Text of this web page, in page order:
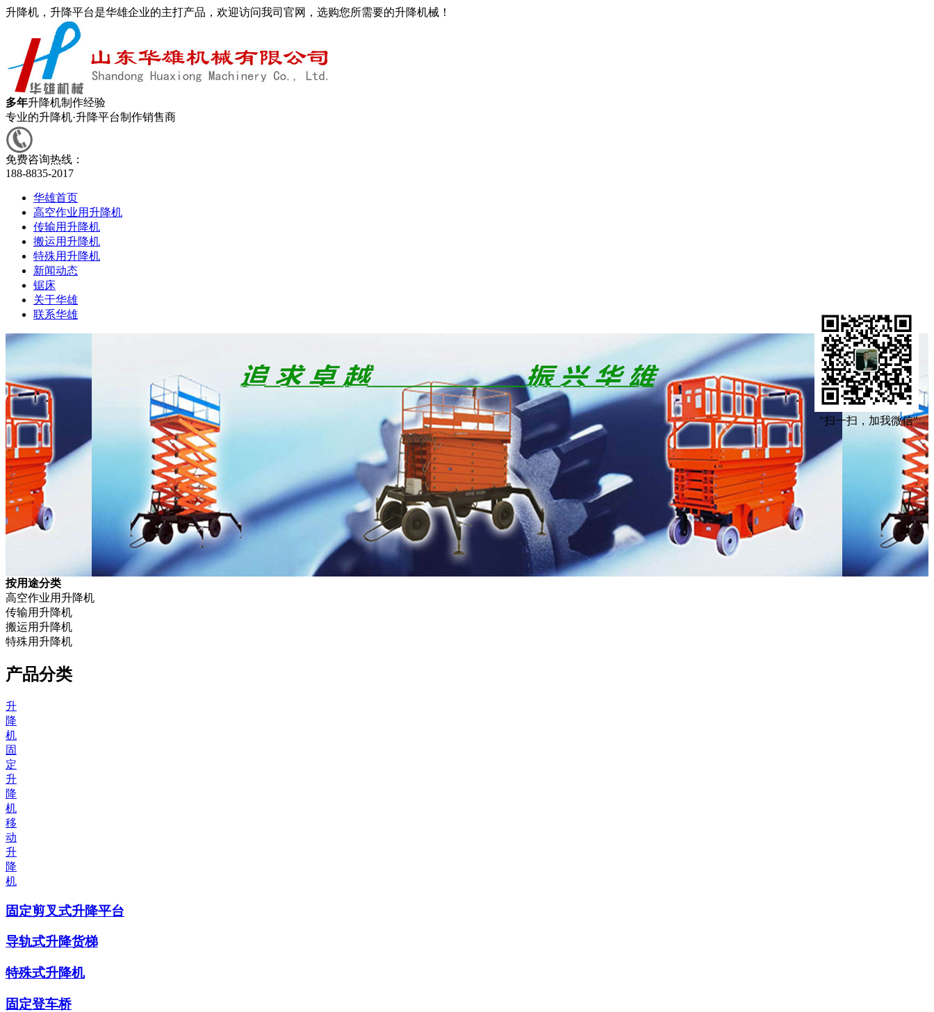
"扫一扫，加我微信"
升降机，升降平台是华雄企业的主打产品，欢迎访问我司官网，选购您所需要的升降机械！
多年升降机制作经验
专业的升降机·升降平台制作销售商
免费咨询热线：
188-8835-2017
华雄首页
高空作业用升降机
传输用升降机
搬运用升降机
特殊用升降机
新闻动态
锯床
关于华雄
联系华雄
按用途分类
高空作业用升降机
传输用升降机
搬运用升降机
特殊用升降机
产品分类
升
降
机
固
定
升
降
机
移
动
升
降
机
固定剪叉式升降平台
导轨式升降货梯
特殊式升降机
固定登车桥